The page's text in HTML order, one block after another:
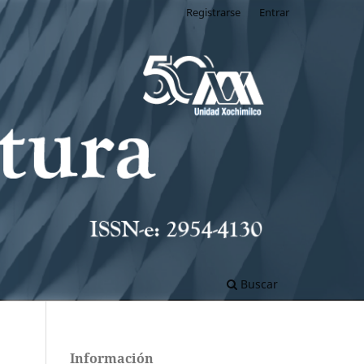
Buscar
Registrarse Entrar
Información